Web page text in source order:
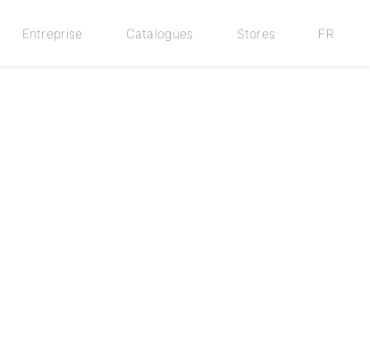
Entreprise Catalogues Stores FR